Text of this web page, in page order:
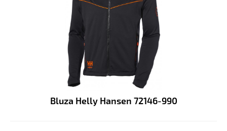
Bluza Helly Hansen 72146-990